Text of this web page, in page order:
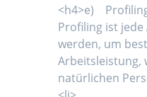
<h4>e)
Profiling ist
werden, um
Arbeitsleistung,
natürlichen